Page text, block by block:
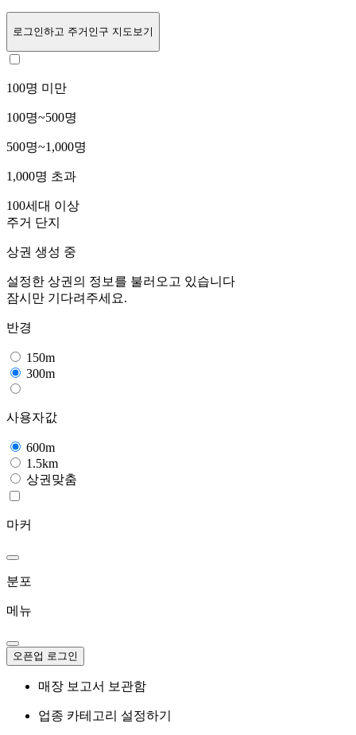
로그인하고 주거인구 지도보기
100명 미만
100명~500명
500명~1,000명
1,000명 초과
100세대 이상
주거 단지
상권 생성 중
설정한 상권의 정보를 불러오고 있습니다
잠시만 기다려주세요.
반경
150m
300m
사용자값
600m
1.5km
상권맞춤
마커
분포
메뉴
오픈업 로그인
매장 보고서 보관함
업종 카테고리 설정하기